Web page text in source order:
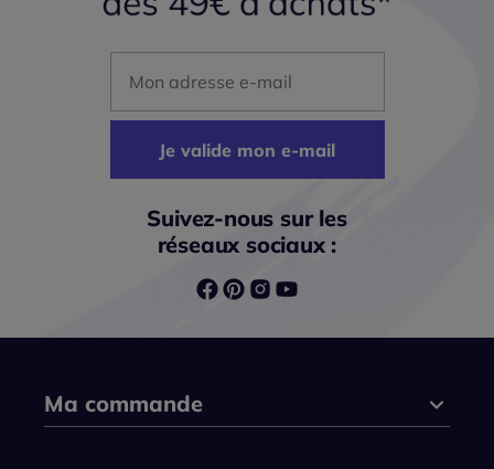
Je valide mon e-mail
Suivez-nous sur les
réseaux sociaux :
Ma commande